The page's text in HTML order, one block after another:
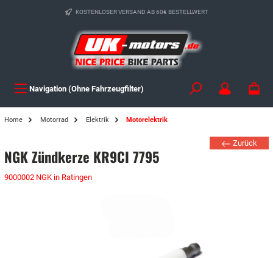
KOSTENLOSER VERSAND AB 60€ BESTELLWERT
Navigation (Ohne Fahrzeugfilter)
Home Motorrad Elektrik Motorelektrik
Zurück
NGK Zündkerze KR9CI 7795
9000002 NGK in Ratingen